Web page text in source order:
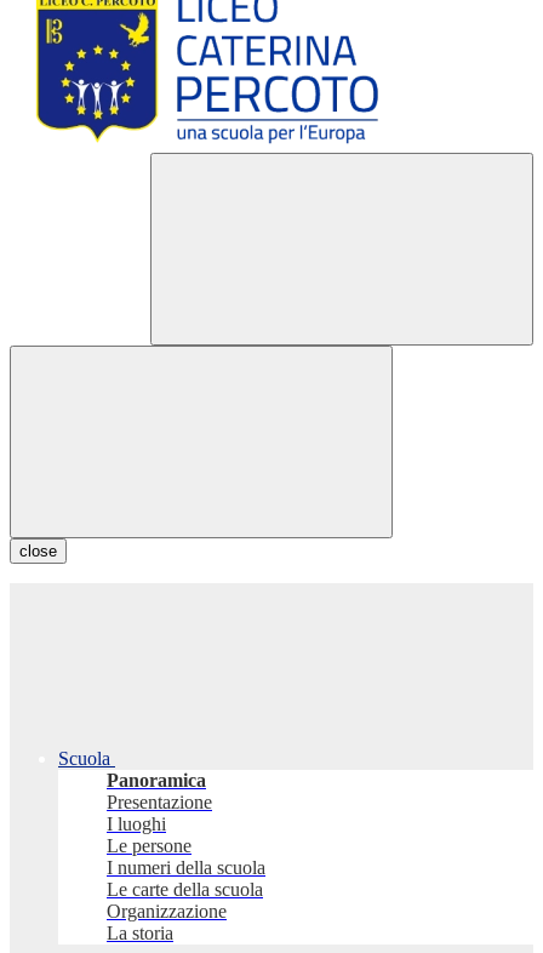
close
Scuola
Panoramica
Presentazione
I luoghi
Le persone
I numeri della scuola
Le carte della scuola
Organizzazione
La storia